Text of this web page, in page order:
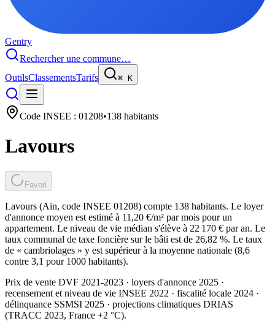
Gentry
Rechercher une commune…
OutilsClassementsTarifs ⌘ K
Code INSEE : 01208•138 habitants
Lavours
Favori
Lavours (Ain, code INSEE 01208) compte 138 habitants. Le loyer
d'annonce moyen est estimé à 11,20 €/m² par mois pour un
appartement. Le niveau de vie médian s'élève à 22 170 € par an. Le
taux communal de taxe foncière sur le bâti est de 26,82 %. Le taux
de « cambriolages » y est supérieur à la moyenne nationale (8,6
contre 3,1 pour 1000 habitants).
Prix de vente DVF 2021-2023 · loyers d'annonce 2025 ·
recensement et niveau de vie INSEE 2022 · fiscalité locale 2024 ·
délinquance SSMSI 2025 · projections climatiques DRIAS
(TRACC 2023, France +2 °C).